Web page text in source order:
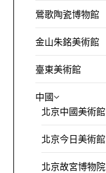
鶯歌陶瓷博物館
金山朱銘美術館
臺東美術館
中國
北京中國美術館
北京今日美術館
北京故宮博物院